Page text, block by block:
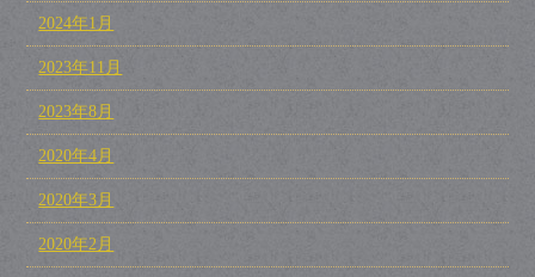
2024年1月
2023年11月
2023年8月
2020年4月
2020年3月
2020年2月